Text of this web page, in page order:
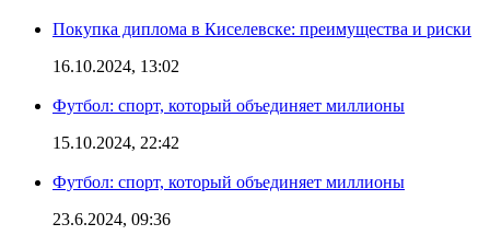
Покупка диплома в Киселевске: преимущества и риски
16.10.2024, 13:02
Футбол: спорт, который объединяет миллионы
15.10.2024, 22:42
Футбол: спорт, который объединяет миллионы
23.6.2024, 09:36